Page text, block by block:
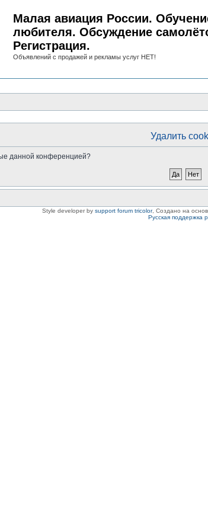
Малая авиация России.
любителя. Обсуждение
Регистрация.
Объявлений с продажей и рекламы услуг НЕТ!
Удалить
данной конференцией?
Style developer by support forum tricolor, Создано на
Русская поддержка